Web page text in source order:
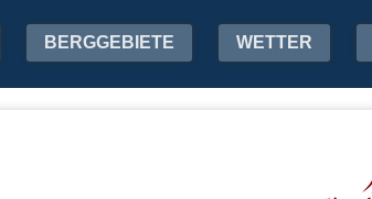
BERGGEBIETE WETTER